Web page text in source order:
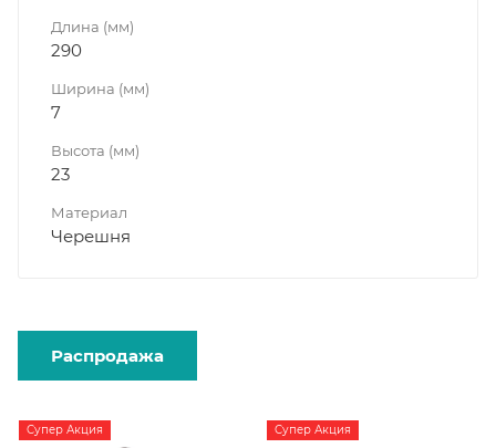
Длина (мм)
290
Ширина (мм)
7
Высота (мм)
23
Материал
Черешня
Распродажа
Супер Акция Супер Акция